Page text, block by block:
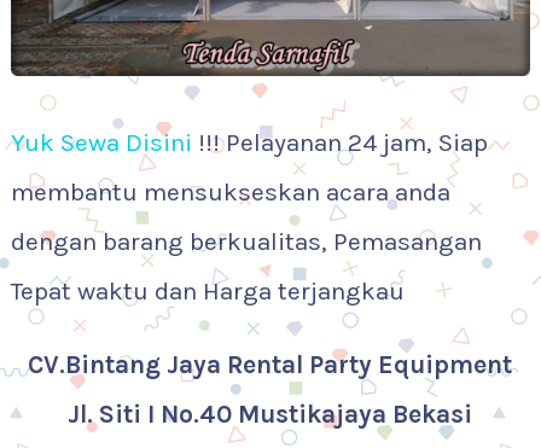
Yuk Sewa Disini !!! Pelayanan 24 jam, Siap
membantu mensukseskan acara anda
dengan barang berkualitas, Pemasangan
Tepat waktu dan Harga terjangkau
CV.Bintang Jaya Rental Party Equipment
Jl. Siti I No.40 Mustikajaya Bekasi